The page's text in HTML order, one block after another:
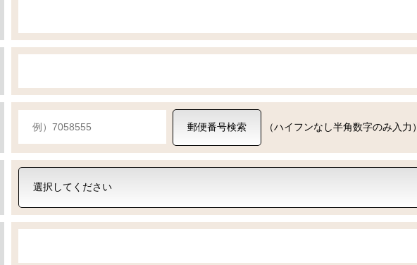
郵便番号検索 （ハイフンなし半角数字のみ入力）